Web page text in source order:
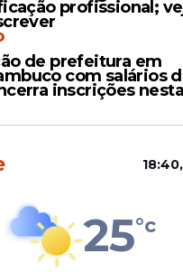
comportamento -
Edinázio Vieira
atinge 89% das
silenciosa
profissional;
de prefeitura em
com salários
inscrições
25°c